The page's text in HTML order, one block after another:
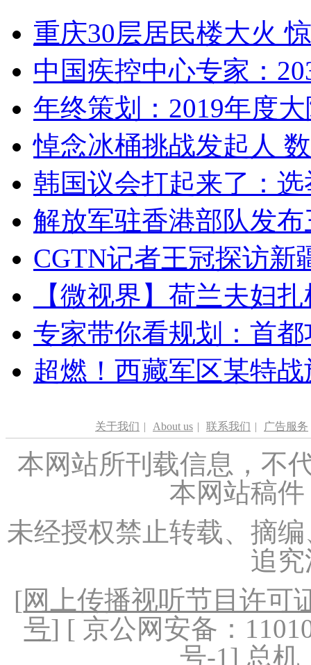
重庆30层居民楼大火
中国疾控中心专家：
年终策划：2019年度
悼念冰桶挑战发起人
韩国议会打起来了：
解放军驻香港部队发
CGTN记者王冠探访新
【微视界】荷兰夫妇
专家带你看规划：首
超燃！西藏军区某特
关于我们 | About us | 联系我们 | 广告服务
本网站所刊载信息，不
本网站稿
未经授权禁止转载、摘
追
[网上传播视听节目许可
号] [ 京公网安备：
号-1 ] 总机